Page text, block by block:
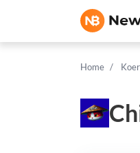
Home